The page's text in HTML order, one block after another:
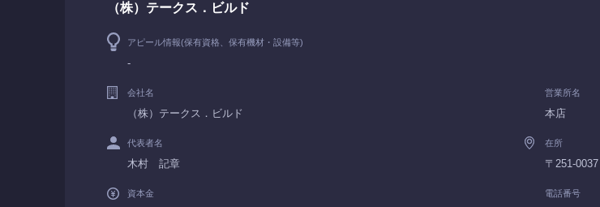
（株）テークス．ビルド
アピール情報(保有資格、保有機材・設備等)
-
会社名
（株）テークス．ビルド
代表者名
木村 記章
資本金
営業所名
本店
在所
〒251-
電話番号